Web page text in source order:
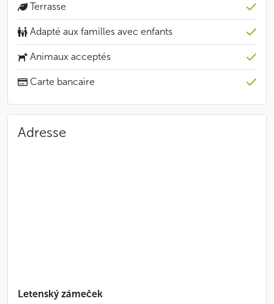
Terrasse
Adapté aux familles avec enfants
Animaux acceptés
Carte bancaire
Adresse
Letenský zámeček